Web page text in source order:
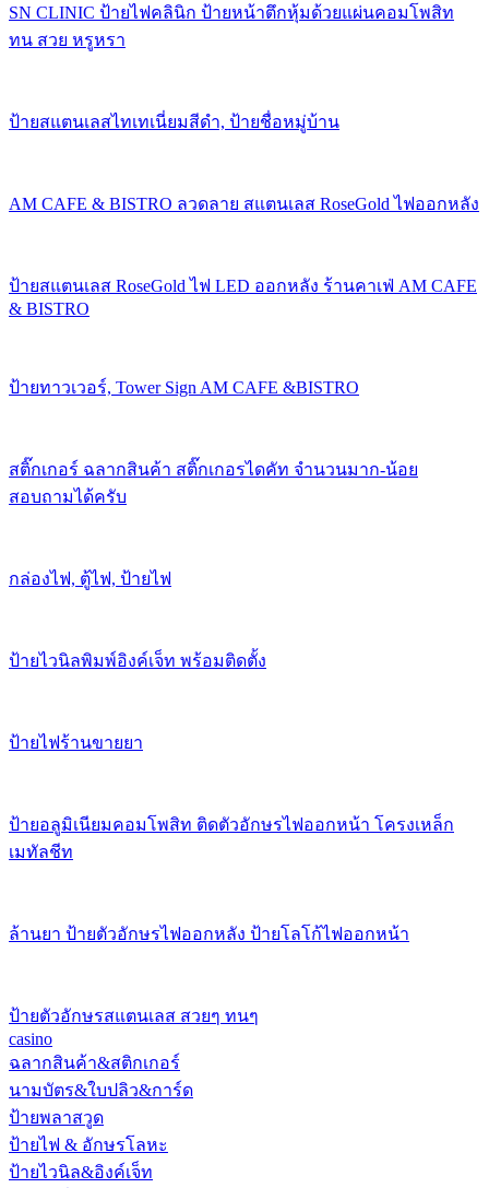
SN CLINIC ป้ายไฟคลินิก ป้ายหน้าตึกหุ้มด้วยแผ่นคอมโพสิท
ทน สวย หรูหรา
ป้ายสแตนเลสไทเทเนี่ยมสีดำ, ป้ายชื่อหมู่บ้าน
AM CAFE & BISTRO ลวดลาย สแตนเลส RoseGold ไฟออกหลัง
ป้ายสแตนเลส RoseGold ไฟ LED ออกหลัง ร้านคาเฟ่ AM CAFE
& BISTRO
ป้ายทาวเวอร์, Tower Sign AM CAFE &BISTRO
สติ๊กเกอร์ ฉลากสินค้า สติ๊กเกอรไดคัท จำนวนมาก-น้อย
สอบถามได้ครับ
กล่องไฟ, ตู้ไฟ, ป้ายไฟ
ป้ายไวนิลพิมพ์อิงค์เจ็ท พร้อมติดตั้ง
ป้ายไฟร้านขายยา
ป้ายอลูมิเนียมคอมโพสิท ติดตัวอักษรไฟออกหน้า โครงเหล็ก
เมทัลชีท
ล้านยา ป้ายตัวอักษรไฟออกหลัง ป้ายโลโก้ไฟออกหน้า
ป้ายตัวอักษรสแตนเลส สวยๆ ทนๆ
casino
ฉลากสินค้า&สติกเกอร์
นามบัตร&ใบปลิว&การ์ด
ป้ายพลาสวูด
ป้ายไฟ & อักษรโลหะ
ป้ายไวนิล&อิงค์เจ็ท